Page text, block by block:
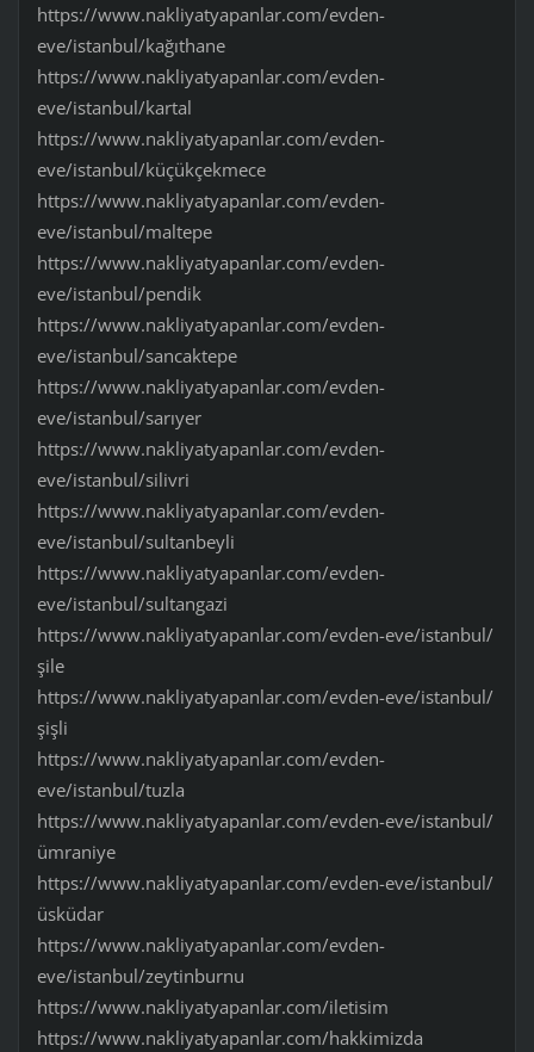
https://www.nakliyatyapanlar.com/evden-
eve/istanbul/kağıthane
https://www.nakliyatyapanlar.com/evden-
eve/istanbul/kartal
https://www.nakliyatyapanlar.com/evden-
eve/istanbul/küçükçekmece
https://www.nakliyatyapanlar.com/evden-
eve/istanbul/maltepe
https://www.nakliyatyapanlar.com/evden-
eve/istanbul/pendik
https://www.nakliyatyapanlar.com/evden-
eve/istanbul/sancaktepe
https://www.nakliyatyapanlar.com/evden-
eve/istanbul/sarıyer
https://www.nakliyatyapanlar.com/evden-
eve/istanbul/silivri
https://www.nakliyatyapanlar.com/evden-
eve/istanbul/sultanbeyli
https://www.nakliyatyapanlar.com/evden-
eve/istanbul/sultangazi
https://www.nakliyatyapanlar.com/evden-eve/istanbul/
şile
https://www.nakliyatyapanlar.com/evden-eve/istanbul/
şişli
https://www.nakliyatyapanlar.com/evden-
eve/istanbul/tuzla
https://www.nakliyatyapanlar.com/evden-eve/istanbul/
ümraniye
https://www.nakliyatyapanlar.com/evden-eve/istanbul/
üsküdar
https://www.nakliyatyapanlar.com/evden-
eve/istanbul/zeytinburnu
https://www.nakliyatyapanlar.com/iletisim
https://www.nakliyatyapanlar.com/hakkimizda